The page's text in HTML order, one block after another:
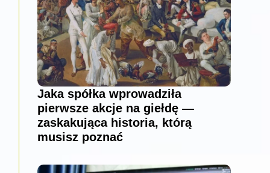
Jaka spółka wprowadziła
pierwsze akcje na giełdę —
zaskakująca historia, którą
musisz poznać